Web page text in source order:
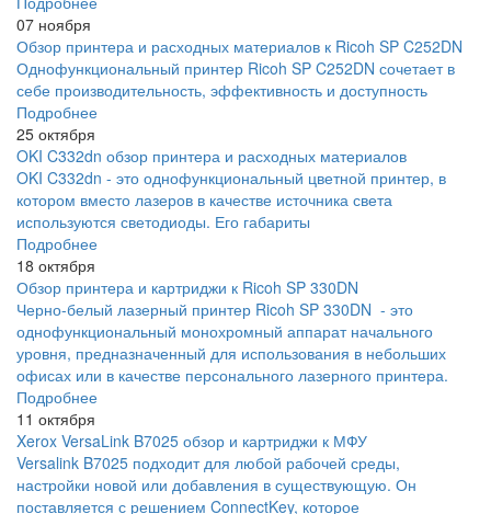
07 ноября
Обзор принтера и расходных материалов к Ricoh SP C252DN
Однофункциональный принтер Ricoh SP C252DN сочетает в
себе производительность, эффективность и доступность
Подробнее
25 октября
OKI C332dn обзор принтера и расходных материалов
OKI C332dn - это однофункциональный цветной принтер, в
котором вместо лазеров в качестве источника света
используются светодиоды. Его габариты
Подробнее
18 октября
Обзор принтера и картриджи к Ricoh SP 330DN
Черно-белый лазерный принтер Ricoh SP 330DN - это
однофункциональный монохромный аппарат начального
уровня, предназначенный для использования в небольших
офисах или в качестве персонального лазерного принтера.
Подробнее
11 октября
Xerox VersaLink B7025 обзор и картриджи к МФУ
Versalink B7025 подходит для любой рабочей среды,
настройки новой или добавления в существующую. Он
поставляется с решением ConnectKey, которое